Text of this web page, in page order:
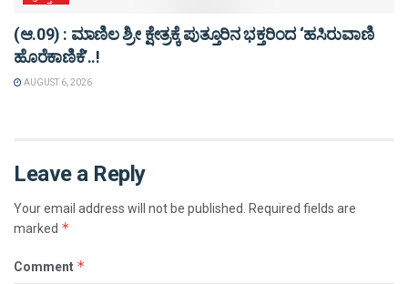
(ಆ.09) : ಮಾಣಿಲ ಶ್ರೀ ಕ್ಷೇತ್ರಕ್ಕೆ ಪುತ್ತೂರಿನ ಭಕ್ತರಿಂದ ‘ಹಸಿರುವಾಣಿ
ಹೊರೆಕಾಣಿಕೆ’..!
AUGUST 6, 2026
Leave a Reply
Your email address will not be published.
Required fields are
marked *
Comment *